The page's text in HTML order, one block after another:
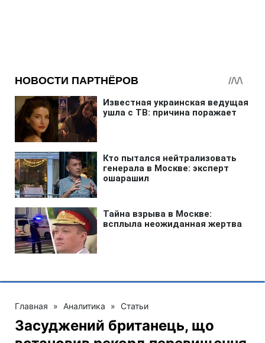
Главная » Аналитика » Статьи
Засуджений британець, що